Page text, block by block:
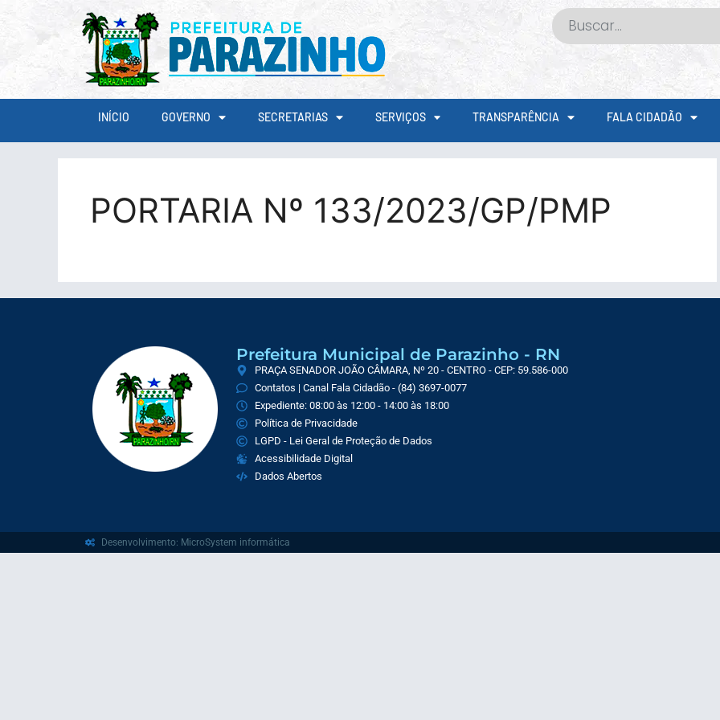
INÍCIO GOVERNO SECRETARIAS SERVIÇOS TRANSPARÊNCIA FALA CIDADÃO
PORTARIA Nº 133/2023/GP/PMP
Prefeitura Municipal de Parazinho - RN
PRAÇA SENADOR JOÃO CÂMARA, Nº 20 - CENTRO - CEP: 59.586-000
Contatos | Canal Fala Cidadão - (84) 3697-0077
Expediente: 08:00 às 12:00 - 14:00 às 18:00
Política de Privacidade
LGPD - Lei Geral de Proteção de Dados
Acessibilidade Digital
Dados Abertos
Desenvolvimento: MicroSystem informática